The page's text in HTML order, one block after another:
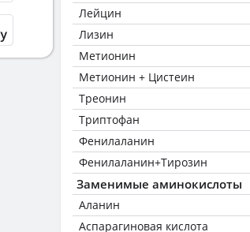
Лейцин
Лизин
Метионин
Метионин + Цистеин
Треонин
Триптофан
Фенилаланин
Фенилаланин+Тирозин
Заменимые аминокислоты
Аланин
Аспарагиновая кислота